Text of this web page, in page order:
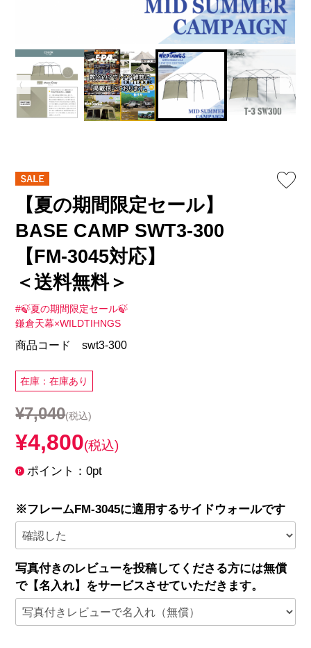
【夏の期間限定セール】
BASE CAMP SWT3-300
【FM-3045対応】
＜送料無料＞
#🍃夏の期間限定セール🍃
鎌倉天幕×WILDTIHNGS
商品コード swt3-300
在庫：在庫あり
¥7,040(税込)
¥4,800(税込)
ポイント：0pt
※フレームFM-3045に適用するサイドウォールです
写真付きのレビューを投稿してくださる方には無償
で【名入れ】をサービスさせていただきます。